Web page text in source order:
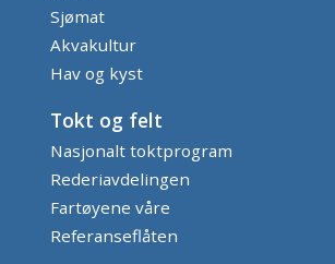
Sjømat
Akvakultur
Hav og kyst
Tokt og felt
Nasjonalt toktprogram
Rederiavdelingen
Fartøyene våre
Referanseflåten